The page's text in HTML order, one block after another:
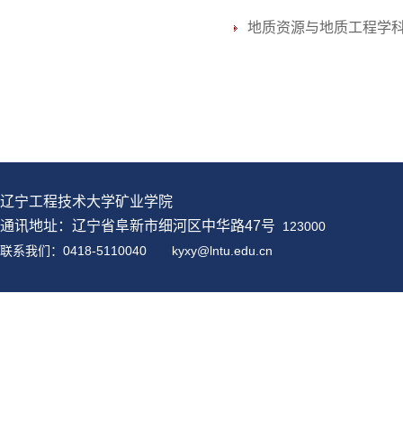
地质资源与地质工程学
辽宁工程技术大学矿业学院
通讯地址：辽宁省阜新市细河区中华路47号 123000
联系我们：0418-5110040
kyxy@lntu .edu.cn